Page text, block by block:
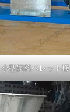
小型飼料ペレット機